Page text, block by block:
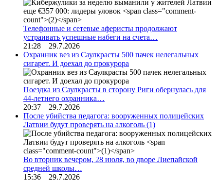
Телефонные и сетевые аферисты продолжают
устраивать успешные набеги на счета…
21:28 29.7.2026
Охранник вез из Саулкрасты 500 пачек нелегальных
сигарет. И доехал до прокурора
Поездка из Саулкрасты в сторону Риги обернулась для
44-летнего охранника…
20:37 29.7.2026
После убийства педагога: вооруженных полицейских
Латвии будут проверять на алкоголь (1)
Во вторник вечером, 28 июля, во дворе Лиепайской
средней школы…
15:36 29.7.2026